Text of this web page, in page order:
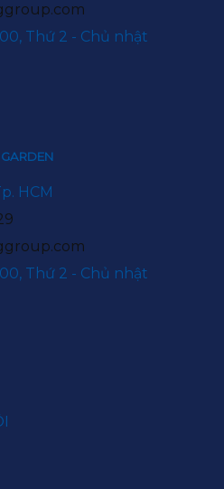
Thứ 2 - Chủ nhật
HCM
Thứ 2 - Chủ nhật